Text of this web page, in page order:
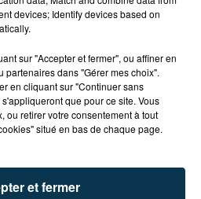
surchorale-roanne.com
devices; Identify devices based on
sur "Accepter et fermer", ou affiner en
partenaires dans "Gérer mes choix".
en cliquant sur "Continuer sans
que pour ce site. Vous
ou retirer votre consentement à tout
situé en bas de chaque page.
et fermer